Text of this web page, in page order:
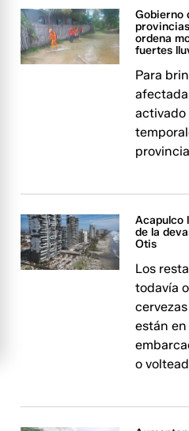
Gobierno
ordena
fuertes
Para
activado
Acapulco
de la
Otis
Los
todavía
están
o